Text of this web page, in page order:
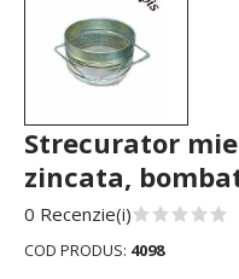
Strecurator
zincata,
0 Recenzie(i)
COD PRODUS: 4098